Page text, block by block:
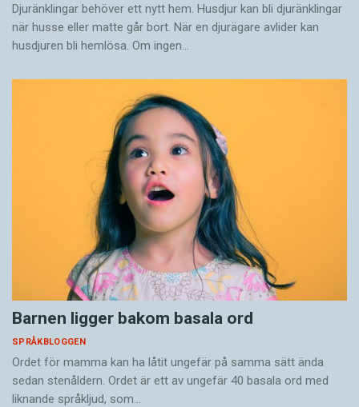
Djuränklingar behöver ett nytt hem. Husdjur kan bli djuränklingar
när husse eller matte går bort. När en djurägare avlider kan
husdjuren bli hemlösa. Om ingen…
Barnen ligger bakom basala ord
SPRÅKBLOGGEN
Ordet för mamma kan ha låtit ungefär på samma sätt ända
sedan stenåldern. Ordet är ett av ungefär 40 basala ord med
liknande språkljud, som…